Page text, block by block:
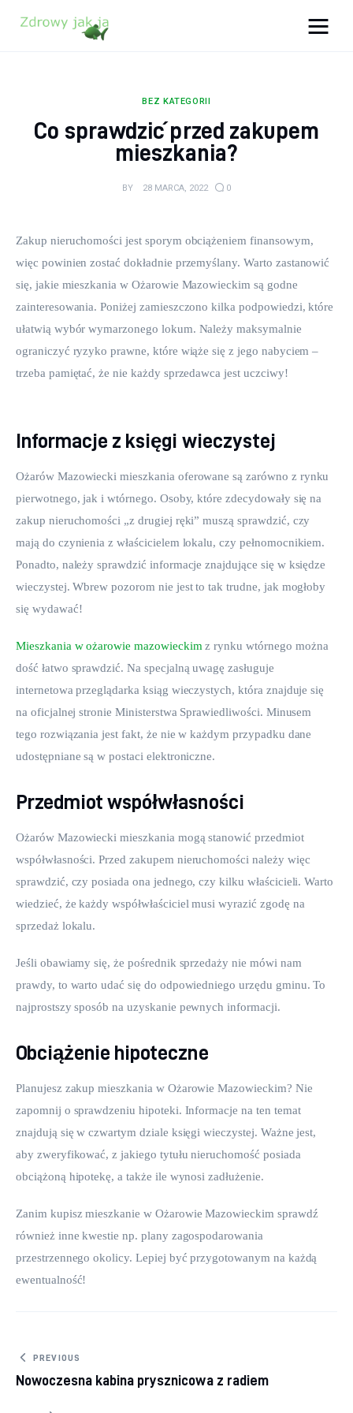
Zdrowy jak ja
Lifestyle
BEZ KATEGORII
Co sprawdzić przed zakupem
mieszkania?
BY 28 MARCA, 2022 0
Zakup nieruchomości jest sporym obciążeniem finansowym,
więc powinien zostać dokładnie przemyślany. Warto zastanowić
się, jakie mieszkania w Ożarowie Mazowieckim są godne
zainteresowania. Poniżej zamieszczono kilka podpowiedzi, które
ułatwią wybór wymarzonego lokum. Należy maksymalnie
ograniczyć ryzyko prawne, które wiąże się z jego nabyciem –
trzeba pamiętać, że nie każdy sprzedawca jest uczciwy!
Informacje z księgi wieczystej
Ożarów Mazowiecki mieszkania oferowane są zarówno z rynku
pierwotnego, jak i wtórnego. Osoby, które zdecydowały się na
zakup nieruchomości „z drugiej ręki” muszą sprawdzić, czy
mają do czynienia z właścicielem lokalu, czy pełnomocnikiem.
Ponadto, należy sprawdzić informacje znajdujące się w księdze
wieczystej. Wbrew pozorom nie jest to tak trudne, jak mogłoby
się wydawać!
Mieszkania w ożarowie mazowieckim z rynku wtórnego można
dość łatwo sprawdzić. Na specjalną uwagę zasługuje
internetowa przeglądarka ksiąg wieczystych, która znajduje się
na oficjalnej stronie Ministerstwa Sprawiedliwości. Minusem
tego rozwiązania jest fakt, że nie w każdym przypadku dane
udostępniane są w postaci elektroniczne.
Przedmiot współwłasności
Ożarów Mazowiecki mieszkania mogą stanowić przedmiot
współwłasności. Przed zakupem nieruchomości należy więc
sprawdzić, czy posiada ona jednego, czy kilku właścicieli. Warto
wiedzieć, że każdy współwłaściciel musi wyrazić zgodę na
sprzedaż lokalu.
Jeśli obawiamy się, że pośrednik sprzedaży nie mówi nam
prawdy, to warto udać się do odpowiedniego urzędu gminu. To
najprostszy sposób na uzyskanie pewnych informacji.
Obciążenie hipoteczne
Planujesz zakup mieszkania w Ożarowie Mazowieckim? Nie
zapomnij o sprawdzeniu hipoteki. Informacje na ten temat
znajdują się w czwartym dziale księgi wieczystej. Ważne jest,
aby zweryfikować, z jakiego tytułu nieruchomość posiada
obciążoną hipotekę, a także ile wynosi zadłużenie.
Zanim kupisz mieszkanie w Ożarowie Mazowieckim sprawdź
również inne kwestie np. plany zagospodarowania
przestrzennego okolicy. Lepiej być przygotowanym na każdą
ewentualność!
Nawigacja wpisu
PREVIOUS
Nowoczesna kabina prysznicowa z radiem